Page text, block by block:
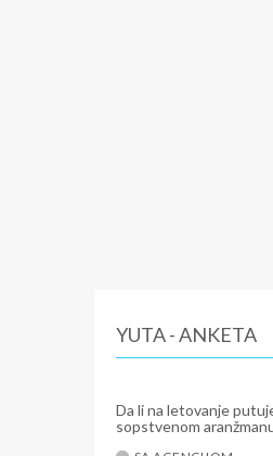
YUTA - ANKETA
Da li na letovanje
sopstvenom